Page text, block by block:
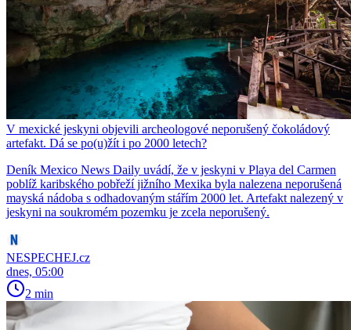
V mexické jeskyni objevili archeologové neporušený čokoládový
artefakt. Dá se po(u)žít i po 2000 letech?
Deník Mexico News Daily uvádí, že v jeskyni v Playa del Carmen
poblíž karibského pobřeží jižního Mexika byla nalezena neporušená
mayská nádoba s odhadovaným stářím 2000 let. Artefakt nalezený v
jeskyni na soukromém pozemku je zcela neporušený.
NESPECHEJ.cz
dnes, 05:00
2 min